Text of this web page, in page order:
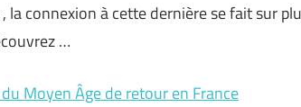
la connexion à cette dernière se fait sur
…
Moyen Âge de retour en France